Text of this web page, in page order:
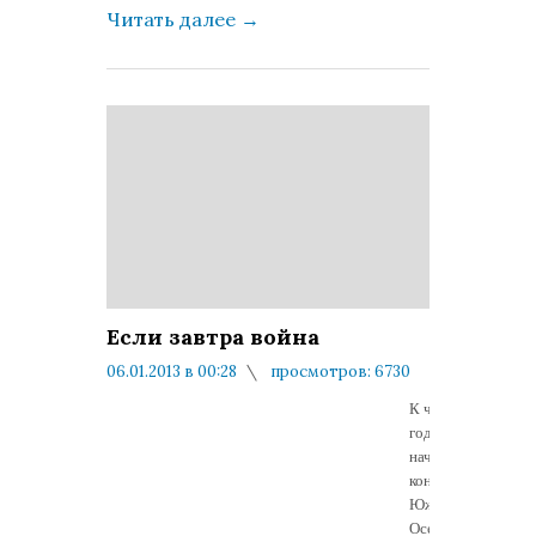
Читать далее →
Если завтра война
06.01.2013 в 00:28
просмотров: 6730
К четвертой
годовщине
начала
конфликта в
Южной
Осетии.